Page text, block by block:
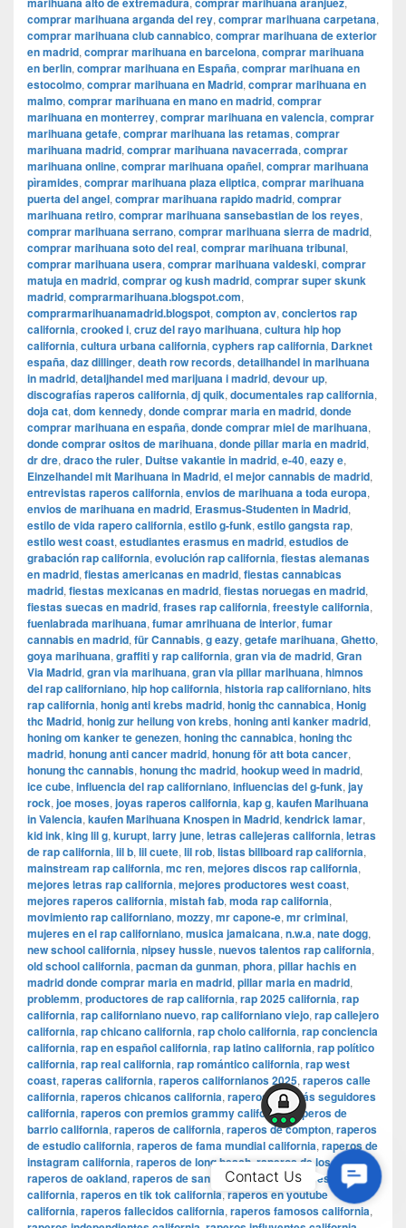
comprar marihuana arganda del rey, comprar marihuana carpetana,
comprar marihuana club cannabico, comprar marihuana de exterior
en madrid, comprar marihuana en barcelona, comprar marihuana
en berlin, comprar marihuana en España, comprar marihuana en
estocolmo, comprar marihuana en Madrid, comprar marihuana en
malmo, comprar marihuana en mano en madrid, comprar
marihuana en monterrey, comprar marihuana en valencia, comprar
marihuana getafe, comprar marihuana las retamas, comprar
marihuana madrid, comprar marihuana navacerrada, comprar
marihuana online, comprar marihuana opañel, comprar marihuana
pìramides, comprar marihuana plaza eliptica, comprar marihuana
puerta del angel, comprar marihuana rapido madrid, comprar
marihuana retiro, comprar marihuana sansebastian de los reyes,
comprar marihuana serrano, comprar marihuana sierra de madrid,
comprar marihuana soto del real, comprar marihuana tribunal,
comprar marihuana usera, comprar marihuana valdeski, comprar
matuja en madrid, comprar og kush madrid, comprar super skunk
madrid, comprarmarihuana.blogspot.com,
comprarmarihuanamadrid.blogspot, compton av, conciertos rap
california, crooked i, cruz del rayo marihuana, cultura hip hop
california, cultura urbana california, cyphers rap california, Darknet
españa, daz dillinger, death row records, detailhandel in marihuana
in madrid, detaljhandel med marijuana i madrid, devour up,
discografías raperos california, dj quik, documentales rap california,
doja cat, dom kennedy, donde comprar maria en madrid, donde
comprar marihuana en españa, donde comprar miel de marihuana,
donde comprar ositos de marihuana, donde pillar maria en madrid,
dr dre, draco the ruler, Duitse vakantie in madrid, e-40, eazy e,
Einzelhandel mit Marihuana in Madrid, el mejor cannabis de madrid,
entrevistas raperos california, envios de marihuana a toda europa,
envios de marihuana en madrid, Erasmus-Studenten in Madrid,
estilo de vida rapero california, estilo g-funk, estilo gangsta rap,
estilo west coast, estudiantes erasmus en madrid, estudios de
grabación rap california, evolución rap california, fiestas alemanas
en madrid, fiestas americanas en madrid, fiestas cannabicas
madrid, fiestas mexicanas en madrid, fiestas noruegas en madrid,
fiestas suecas en madrid, frases rap california, freestyle california,
fuenlabrada marihuana, fumar amrihuana de interior, fumar
cannabis en madrid, für Cannabis, g eazy, getafe marihuana, Ghetto,
goya marihuana, graffiti y rap california, gran via de madrid, ​​Gran
Via Madrid, gran via marihuana, gran via pillar marihuana, himnos
del rap californiano, hip hop california, historia rap californiano, hits
rap california, honig anti krebs madrid, honig thc cannabica, Honig
thc Madrid, honig zur heilung von krebs, honing anti kanker madrid,
honing om kanker te genezen, honing thc cannabica, honing thc
madrid, honung anti cancer madrid, honung för att bota cancer,
honung thc cannabis, honung thc madrid, hookup weed in madrid,
ice cube, influencia del rap californiano, influencias del g-funk, jay
rock, joe moses, joyas raperos california, kap g, kaufen Marihuana
in Valencia, kaufen Marihuana Knospen in Madrid, kendrick lamar,
kid ink, king lil g, kurupt, larry june, letras callejeras california, letras
de rap california, lil b, lil cuete, lil rob, listas billboard rap california,
mainstream rap california, mc ren, mejores discos rap california,
mejores letras rap california, mejores productores west coast,
mejores raperos california, mistah fab, moda rap california,
movimiento rap californiano, mozzy, mr capone-e, mr criminal,
mujeres en el rap californiano, musica jamaicana, n.w.a, nate dogg,
new school california, nipsey hussle, nuevos talentos rap california,
old school california, pacman da gunman, phora, pillar hachis en
madrid donde comprar maria en madrid, pillar maria en madrid,
problemm, productores de rap california, rap 2025 california, rap
california, rap californiano nuevo, rap californiano viejo, rap callejero
california, rap chicano california, rap cholo california, rap conciencia
california, rap en español california, rap latino california, rap político
california, rap real california, rap romántico california, rap west
coast, raperas california, raperos californianos 2025, raperos calle
california, raperos chicanos california, raperos con más seguidores
california, raperos con premios grammy california,raperos de
barrio california, raperos de california, raperos de compton, raperos
de estudio california, raperos de fama mundial california, raperos de
instagram california, raperos de long beach raperos de los ángeles,
raperos de oakland, raperos de san diego,raperos empresarios
california, raperos en tik tok california, raperos en youtube
california, raperos fallecidos california, raperos famosos california,
Us
Contact Us